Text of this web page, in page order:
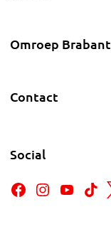
Omroep Brabant
Contact
Social